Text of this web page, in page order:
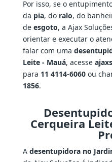
Por isso, se o
da pia, do ralo, do
de esgoto, a Ajax
orientar e executar o
falar com uma
Leite - Mauá, acesse
para 11 4114-6060ou
1856.
Cerqueira
A desentupidora no